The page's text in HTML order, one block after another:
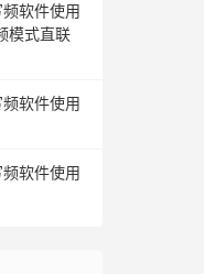
软件使用
模式直联
软件使用
软件使用